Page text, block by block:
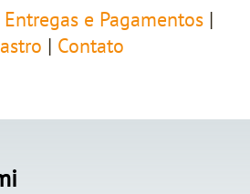
Entregas e Pagamentos
Contato